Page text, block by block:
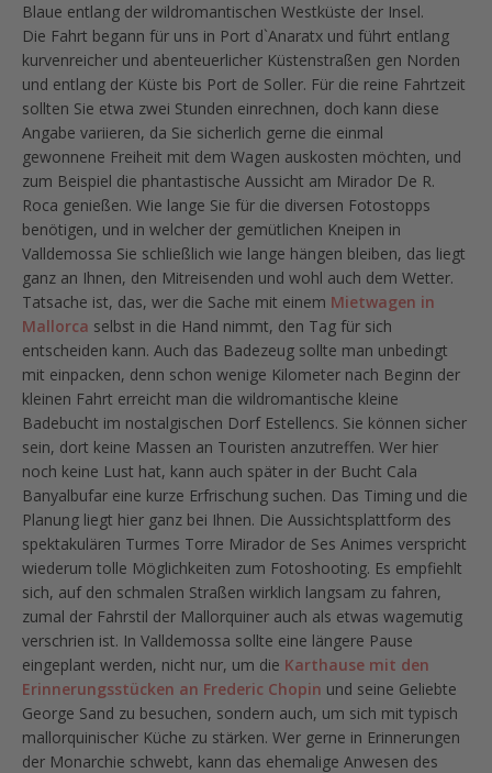
Blaue entlang der wildromantischen Westküste der Insel.
Die Fahrt begann für uns in Port d`Anaratx und führt entlang
kurvenreicher und abenteuerlicher Küstenstraßen gen Norden
und entlang der Küste bis Port de Soller. Für die reine Fahrtzeit
sollten Sie etwa zwei Stunden einrechnen, doch kann diese
Angabe variieren, da Sie sicherlich gerne die einmal
gewonnene Freiheit mit dem Wagen auskosten möchten, und
zum Beispiel die phantastische Aussicht am Mirador De R.
Roca genießen. Wie lange Sie für die diversen Fotostopps
benötigen, und in welcher der gemütlichen Kneipen in
Valldemossa Sie schließlich wie lange hängen bleiben, das liegt
ganz an Ihnen, den Mitreisenden und wohl auch dem Wetter.
Tatsache ist, das, wer die Sache mit einem Mietwagen in
Mallorca selbst in die Hand nimmt, den Tag für sich
entscheiden kann. Auch das Badezeug sollte man unbedingt
mit einpacken, denn schon wenige Kilometer nach Beginn der
kleinen Fahrt erreicht man die wildromantische kleine
Badebucht im nostalgischen Dorf Estellencs. Sie können sicher
sein, dort keine Massen an Touristen anzutreffen. Wer hier
noch keine Lust hat, kann auch später in der Bucht Cala
Banyalbufar eine kurze Erfrischung suchen. Das Timing und die
Planung liegt hier ganz bei Ihnen. Die Aussichtsplattform des
spektakulären Turmes Torre Mirador de Ses Animes verspricht
wiederum tolle Möglichkeiten zum Fotoshooting. Es empfiehlt
sich, auf den schmalen Straßen wirklich langsam zu fahren,
zumal der Fahrstil der Mallorquiner auch als etwas wagemutig
verschrien ist. In Valldemossa sollte eine längere Pause
eingeplant werden, nicht nur, um die Karthause mit den
Erinnerungsstücken an Frederic Chopin und seine Geliebte
George Sand zu besuchen, sondern auch, um sich mit typisch
mallorquinischer Küche zu stärken. Wer gerne in Erinnerungen
der Monarchie schwebt, kann das ehemalige Anwesen des